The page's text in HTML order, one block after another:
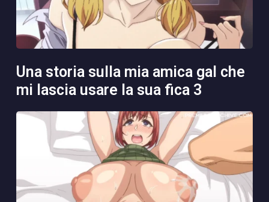
una storia sulla mia amica gal che
mi lascia usare la sua fica 3